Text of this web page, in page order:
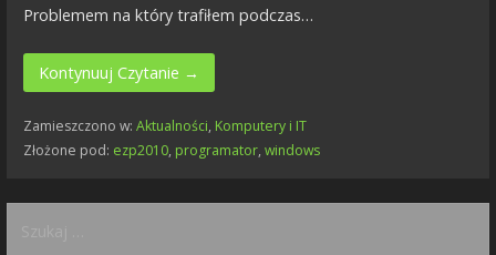
Problemem na który trafiłem podczas…
Kontynuuj Czytanie →
Zamieszczono w: Aktualności, Komputery i IT
Złożone pod: ezp2010, programator, windows